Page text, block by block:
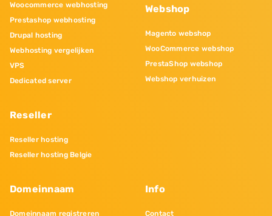
Woocommerce webhosting
Prestashop webhosting
Drupal hosting
Webhosting vergelijken
VPS
Dedicated server
Reseller
Reseller hosting
Reseller hosting Belgie
Webshop
Magento webshop
WooCommerce webshop
PrestaShop webshop
Webshop verhuizen
Domeinnaam
Domeinnaam registreren
Info
Contact